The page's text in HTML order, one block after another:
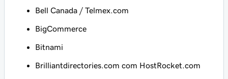
Bell Canada / Telmex.com
BigCommerce
Bitnami
Brilliantdirectories.com com HostRocket.com